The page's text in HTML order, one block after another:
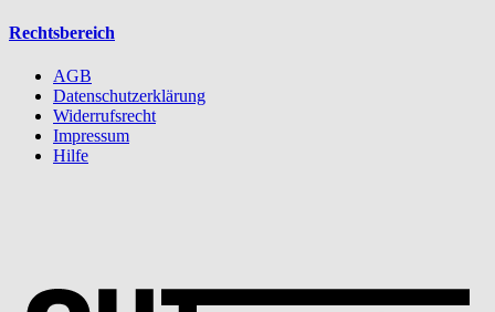
Rechtsbereich
AGB
Datenschutzerklärung
Widerrufsrecht
Impressum
Hilfe